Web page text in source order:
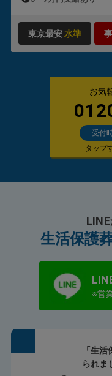
東京最安水準
お気
受付
タップ
生活保護
※営
「生
られま